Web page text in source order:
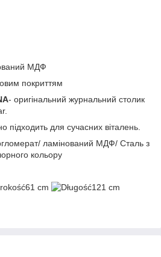
МДФ
покриттям
- оригінальний журнальний столик
підходить для сучасних віталень.
ламінований МДФ/ Сталь з
кольору
61 cm 121 cm